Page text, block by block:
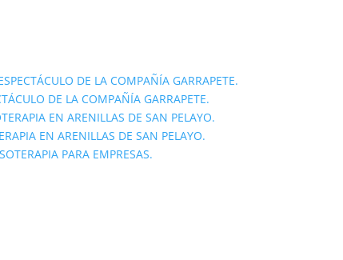
DE LA COMPAÑÍA GARRAPETE.
DE LA COMPAÑÍA GARRAPETE.
EN ARENILLAS DE SAN PELAYO.
EN ARENILLAS DE SAN PELAYO.
PARA EMPRESAS.